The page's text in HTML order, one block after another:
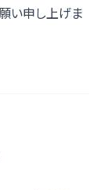
い申し上げま